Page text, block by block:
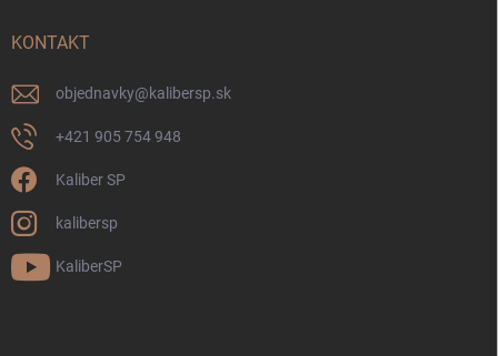
KONTAKT
objednavky@kalibersp.sk
+421 905 754 948
Kaliber SP
kalibersp
KaliberSP